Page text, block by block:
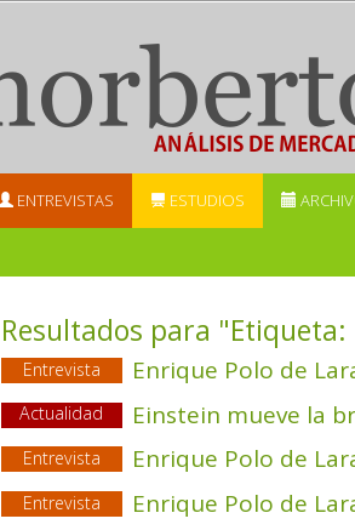
ENTREVISTAS ESTUDIOS
Resultados para "Etiqueta:
Entrevista Enrique Polo de
Actualidad
Einstein mueve la
Entrevista
Enrique Polo de
Entrevista
Enrique Polo de